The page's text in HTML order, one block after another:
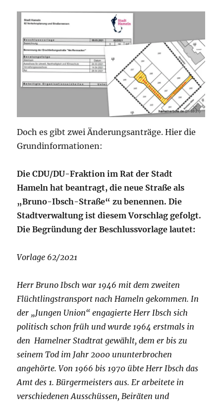
Doch es gibt zwei Änderungsanträge. Hier die
Grundinformationen:
Die CDU/DU-Fraktion im Rat der Stadt
Hameln hat beantragt, die neue Straße als
„Bruno-Ibsch-Straße“ zu benennen. Die
Stadtverwaltung ist diesem Vorschlag gefolgt.
Die Begründung der Beschlussvorlage lautet:
Vorlage 62/2021
Herr Bruno Ibsch war 1946 mit dem zweiten
Flüchtlingstransport nach Hameln gekommen. In
der „Jungen Union“ engagierte Herr Ibsch sich
politisch schon früh und wurde 1964 erstmals in
den Hamelner Stadtrat gewählt, dem er bis zu
seinem Tod im Jahr 2000 ununterbrochen
angehörte. Von 1966 bis 1970 übte Herr Ibsch das
Amt des 1. Bürgermeisters aus. Er arbeitete in
verschiedenen Ausschüssen, Beiräten und